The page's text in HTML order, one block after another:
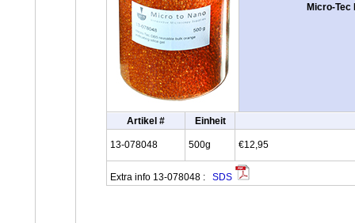
Micro-
Artikel # Einheit
13-078048 500g €12,95
Extra info 13-078048 : SDS